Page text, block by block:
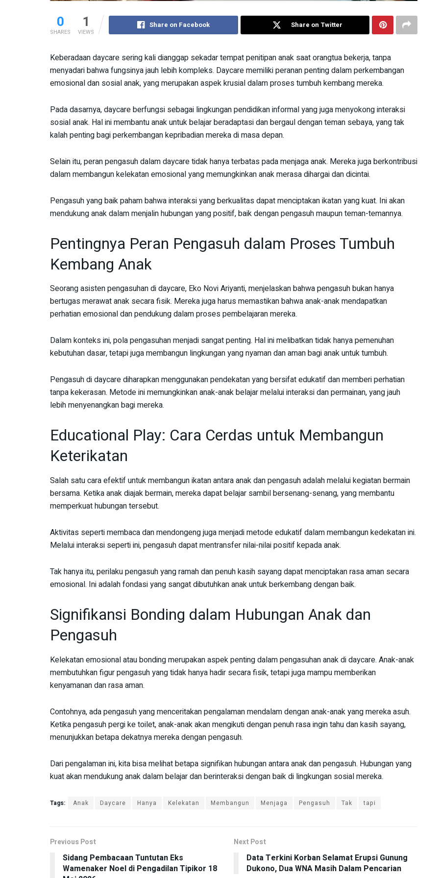
0
SHARES
1
VIEWS
Share on Facebook Share on Twitter
Keberadaan daycare sering kali dianggap sekadar tempat penitipan anak saat orangtua bekerja, tanpa
menyadari bahwa fungsinya jauh lebih kompleks. Daycare memiliki peranan penting dalam perkembangan
emosional dan sosial anak, yang merupakan aspek krusial dalam proses tumbuh kembang mereka.
Pada dasarnya, daycare berfungsi sebagai lingkungan pendidikan informal yang juga menyokong interaksi
sosial anak. Hal ini membantu anak untuk belajar beradaptasi dan bergaul dengan teman sebaya, yang tak
kalah penting bagi perkembangan kepribadian mereka di masa depan.
Selain itu, peran pengasuh dalam daycare tidak hanya terbatas pada menjaga anak. Mereka juga berkontribusi
dalam membangun kelekatan emosional yang memungkinkan anak merasa dihargai dan dicintai.
Pengasuh yang baik paham bahwa interaksi yang berkualitas dapat menciptakan ikatan yang kuat. Ini akan
mendukung anak dalam menjalin hubungan yang positif, baik dengan pengasuh maupun teman-temannya.
Pentingnya Peran Pengasuh dalam Proses Tumbuh
Kembang Anak
Seorang asisten pengasuhan di daycare, Eko Novi Ariyanti, menjelaskan bahwa pengasuh bukan hanya
bertugas merawat anak secara fisik. Mereka juga harus memastikan bahwa anak-anak mendapatkan
perhatian emosional dan pendukung dalam proses pembelajaran mereka.
Dalam konteks ini, pola pengasuhan menjadi sangat penting. Hal ini melibatkan tidak hanya pemenuhan
kebutuhan dasar, tetapi juga membangun lingkungan yang nyaman dan aman bagi anak untuk tumbuh.
Pengasuh di daycare diharapkan menggunakan pendekatan yang bersifat edukatif dan memberi perhatian
tanpa kekerasan. Metode ini memungkinkan anak-anak belajar melalui interaksi dan permainan, yang jauh
lebih menyenangkan bagi mereka.
Educational Play: Cara Cerdas untuk Membangun
Keterikatan
Salah satu cara efektif untuk membangun ikatan antara anak dan pengasuh adalah melalui kegiatan bermain
bersama. Ketika anak diajak bermain, mereka dapat belajar sambil bersenang-senang, yang membantu
memperkuat hubungan tersebut.
Aktivitas seperti membaca dan mendongeng juga menjadi metode edukatif dalam membangun kedekatan ini.
Melalui interaksi seperti ini, pengasuh dapat mentransfer nilai-nilai positif kepada anak.
Tak hanya itu, perilaku pengasuh yang ramah dan penuh kasih sayang dapat menciptakan rasa aman secara
emosional. Ini adalah fondasi yang sangat dibutuhkan anak untuk berkembang dengan baik.
Signifikansi Bonding dalam Hubungan Anak dan
Pengasuh
Kelekatan emosional atau bonding merupakan aspek penting dalam pengasuhan anak di daycare. Anak-anak
membutuhkan figur pengasuh yang tidak hanya hadir secara fisik, tetapi juga mampu memberikan
kenyamanan dan rasa aman.
Contohnya, ada pengasuh yang menceritakan pengalaman mendalam dengan anak-anak yang mereka asuh.
Ketika pengasuh pergi ke toilet, anak-anak akan mengikuti dengan penuh rasa ingin tahu dan kasih sayang,
menunjukkan betapa dekatnya mereka dengan pengasuh.
Dari pengalaman ini, kita bisa melihat betapa signifikan hubungan antara anak dan pengasuh. Hubungan yang
kuat akan mendukung anak dalam belajar dan berinteraksi dengan baik di lingkungan sosial mereka.
Tags: Anak Daycare Hanya Kelekatan Membangun Menjaga Pengasuh Tak tapi
Previous Post
Sidang Pembacaan Tuntutan Eks
Wamenaker Noel di Pengadilan Tipikor 18
Next Post
Data Terkini Korban Selamat Erupsi Gunung
Dukono, Dua WNA Masih Dalam Pencarian